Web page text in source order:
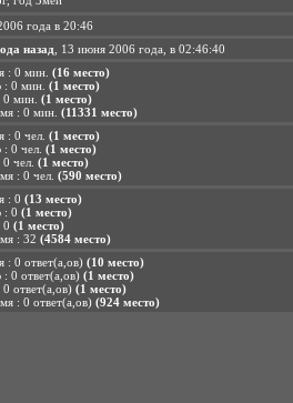
года в 20:46
назад , 13 июня 2006 года, в 02:46:40
: 0 мин. (16 место)
: 0 мин. (1 место)
0 мин. (1 место)
: 0 мин. (11331 место)
: 0 чел. (1 место)
: 0 чел. (1 место)
чел. (1 место)
: 0 чел. (590 место)
: 0 (13 место)
: 0 (1 место)
0 (1 место)
: 32 (4584 место)
: 0 ответ(а,ов) (10 место)
: 0 ответ(а,ов) (1 место)
0 ответ(а,ов) (1 место)
: 0 ответ(а,ов) (924 место)